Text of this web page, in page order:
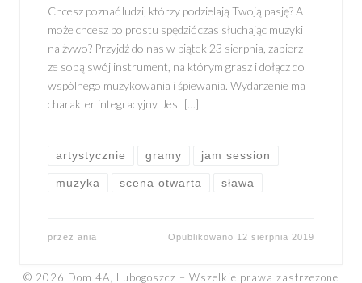
Chcesz poznać ludzi, którzy podzielają Twoją pasję? A
może chcesz po prostu spędzić czas słuchając muzyki
na żywo? Przyjdź do nas w piątek 23 sierpnia, zabierz
ze sobą swój instrument, na którym grasz i dołącz do
wspólnego muzykowania i śpiewania. Wydarzenie ma
charakter integracyjny. Jest […]
artystycznie gramy jam session
muzyka scena otwarta sława
przez ania Opublikowano 12 sierpnia 2019
© 2026 Dom 4A, Lubogoszcz – Wszelkie prawa zastrzezone